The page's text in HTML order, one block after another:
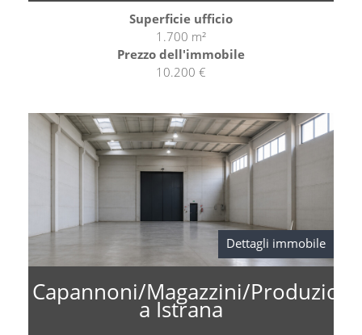
Superficie ufficio
1.700 m²
Prezzo dell'immobile
10.200 €
Dettagli immobile
Capannoni/Magazzini/
a Istrana